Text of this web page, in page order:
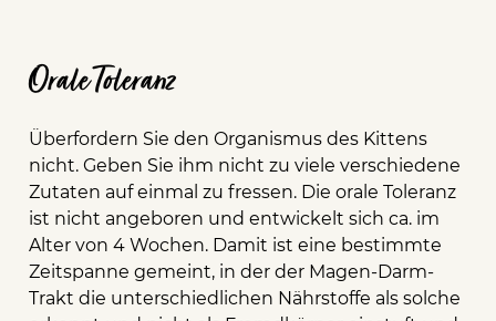
Orale Toleranz
Überfordern Sie den Organismus des Kittens
nicht. Geben Sie ihm nicht zu viele verschiedene
Zutaten auf einmal zu fressen. Die orale Toleranz
ist nicht angeboren und entwickelt sich ca. im
Alter von 4 Wochen. Damit ist eine bestimmte
Zeitspanne gemeint, in der der Magen-Darm-
Trakt die unterschiedlichen Nährstoffe als solche